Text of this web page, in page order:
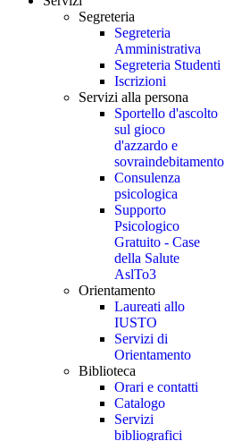
Segreteria
Segreteria
Amministrativa
Segreteria Studenti
Iscrizioni
Servizi alla persona
Sportello d'ascolto
sul gioco
d'azzardo e
sovraindebitamento
Consulenza
psicologica
Supporto
Psicologico
Gratuito - Case
della Salute
AslTo3
Orientamento
Laureati allo
IUSTO
Servizi di
Orientamento
Biblioteca
Orari e contatti
Catalogo
Servizi
bibliografici